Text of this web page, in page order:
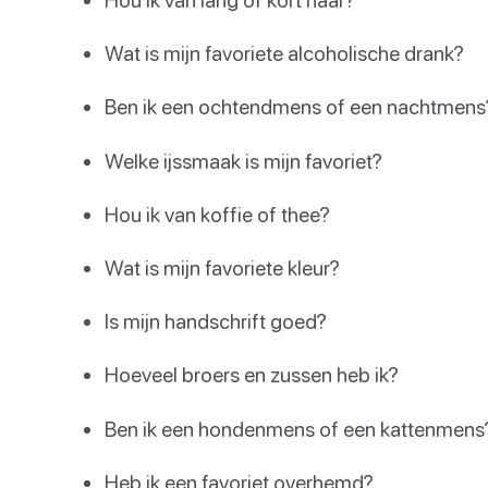
Wat is mijn favoriete alcoholische drank?
Ben ik een ochtendmens of een
Welke ijssmaak is mijn favoriet?
Hou ik van koffie of thee?
Wat is mijn favoriete kleur?
Is mijn handschrift goed?
Hoeveel broers en zussen heb ik?
Ben ik een hondenmens of een
Heb ik een favoriet overhemd?